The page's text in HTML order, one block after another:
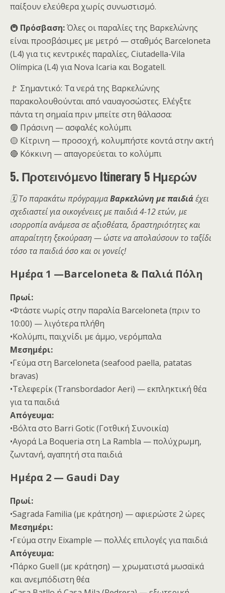
παίξουν ελεύθερα χωρίς συνωστισμό.
🚇 Πρόσβαση:Όλες οι παραλίες της Βαρκελώνης
είναι προσβάσιμες με μετρό — σταθμός Barceloneta
(L4) για τις κεντρικές παραλίες, Ciutadella-Vila
Olímpica (L4) για Nova Icaria και Bogatell.
🚩 Σημαντικό: Τα νερά της Βαρκελώνης
παρακολουθούνται από ναυαγοσώστες. Ελέγξτε
πάντα τη σημαία πριν μπείτε στη θάλασσα:
🟢 Πράσινη — ασφαλές κολύμπι
🟡 Κίτρινη — προσοχή, κολυμπήστε κοντά στην ακτή
🔴 Κόκκινη — απαγορεύεται το κολύμπι
5. Προτεινόμενο Itinerary 5 Ημερών
🗓️ Το παρακάτω πρόγραμμαΒαρκελώνη με παιδιάέχει
σχεδιαστεί για οικογένειες με παιδιά 4-12 ετών, με
ισορροπία ανάμεσα σε αξιοθέατα, δραστηριότητες και
απαραίτητη ξεκούραση — ώστε να απολαύσουν το ταξίδι
τόσο τα παιδιά όσο και οι γονείς!
Ημέρα 1 —Barceloneta & Παλιά Πόλη
Πρωί:
•Φτάστε νωρίς στην παραλία Barceloneta (πριν το
10:00) — λιγότερα πλήθη
•Κολύμπι, παιχνίδι με άμμο, νερόμπαλα
Μεσημέρι:
•Γεύμα στη Barceloneta (seafood paella, patatas
bravas)
•Τελεφερίκ (Transbordador Aeri) — εκπληκτική θέα
για τα παιδιά
Απόγευμα:
•Βόλτα στο Barri Gotic (Γοτθική Συνοικία)
•Αγορά La Boqueria στη La Rambla — πολύχρωμη,
ζωντανή, αγαπητή στα παιδιά
Ημέρα 2 — Gaudi Day
Πρωί:
•Sagrada Familia (με κράτηση) — αφιερώστε 2 ώρες
Μεσημέρι:
•Γεύμα στην Eixample — πολλές επιλογές για παιδιά
Απόγευμα:
•Πάρκο Guell (με κράτηση) — χρωματιστά μωσαϊκά
και ανεμπόδιστη θέα